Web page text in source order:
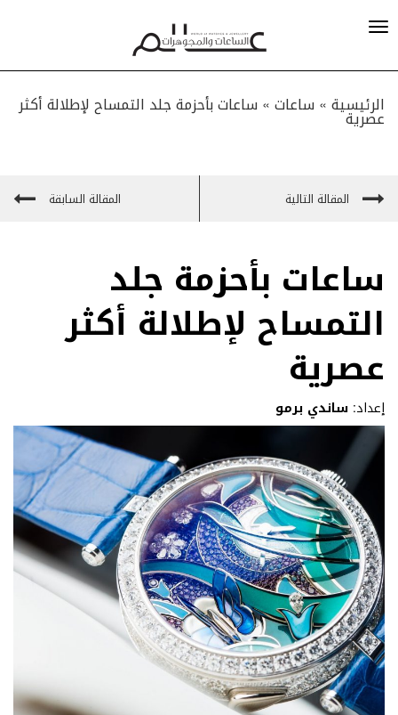
الرئيسية » ساعات» ساعات بأحزمة جلد التمساح لإطلالة أكثر
عصرية
المقالة التالية المقالة السابقة
ساعات بأحزمة جلد
التمساح لإطلالة أكثر
عصرية
إعداد: ساندي برمو